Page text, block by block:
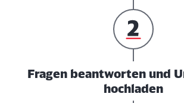
Fragen beantworten und
hochladen